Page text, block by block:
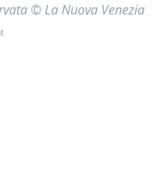
© La Nuova Venezia